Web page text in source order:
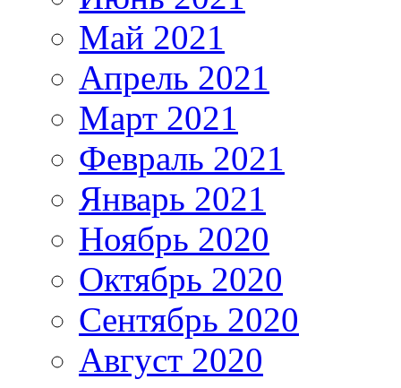
Май 2021
Апрель 2021
Март 2021
Февраль 2021
Январь 2021
Ноябрь 2020
Октябрь 2020
Сентябрь 2020
Август 2020